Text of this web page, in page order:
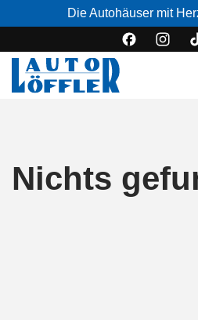
Die Autohäuser mit
Nichts